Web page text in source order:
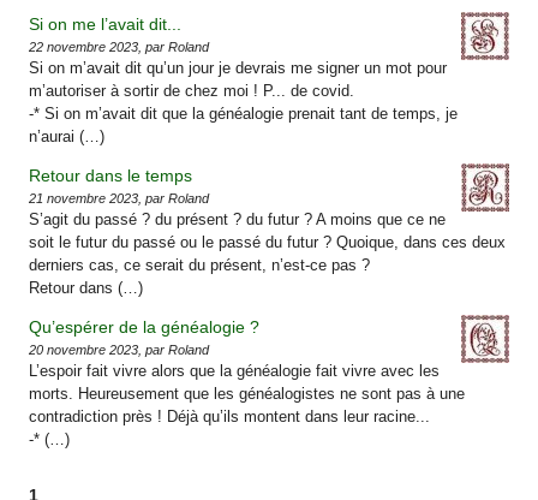
Si on me l’avait dit...
22 novembre 2023, par Roland
Si on m’avait dit qu’un jour je devrais me signer un mot pour
m’autoriser à sortir de chez moi ! P... de covid.
-* Si on m’avait dit que la généalogie prenait tant de temps, je
n’aurai (…)
Retour dans le temps
21 novembre 2023, par Roland
S’agit du passé ? du présent ? du futur ? A moins que ce ne
soit le futur du passé ou le passé du futur ? Quoique, dans ces deux
derniers cas, ce serait du présent, n’est-ce pas ?
Retour dans (…)
Qu’espérer de la généalogie ?
20 novembre 2023, par Roland
L’espoir fait vivre alors que la généalogie fait vivre avec les
morts. Heureusement que les généalogistes ne sont pas à une
contradiction près ! Déjà qu’ils montent dans leur racine...
-* (…)
1